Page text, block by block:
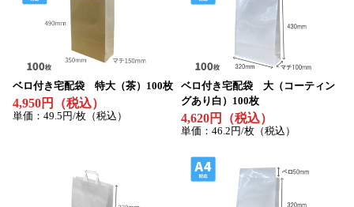
ベロ付き宅配袋 特大（茶）100枚
4,950円（税込）
単価：49.5円/枚（税込）
ベロ付き宅配袋 大（コーティン
グあり白）100枚
4,620円（税込）
単価：46.2円/枚（税込）